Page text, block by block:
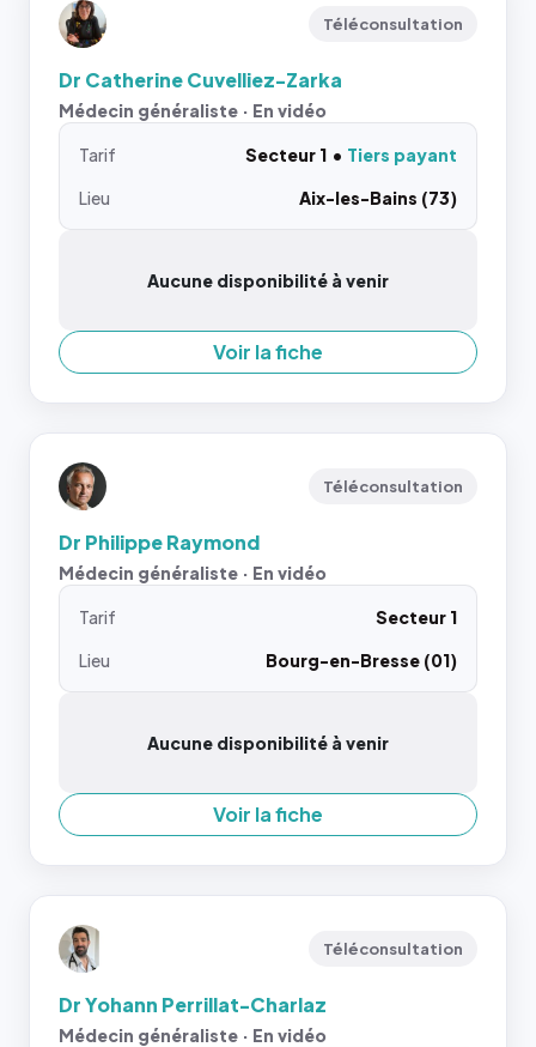
Téléconsultation
Dr Catherine Cuvelliez-Zarka
Médecin généraliste · En vidéo
Tarif Secteur 1
Tiers payant
Lieu
Aix-les-Bains (73)
Aucune disponibilité à venir
Voir la fiche
Téléconsultation
Dr Philippe Raymond
Médecin généraliste · En vidéo
Tarif
Secteur 1
Lieu
Bourg-en-Bresse (01)
Aucune disponibilité à venir
Voir la fiche
Téléconsultation
Dr Yohann Perrillat-Charlaz
Médecin généraliste · En vidéo